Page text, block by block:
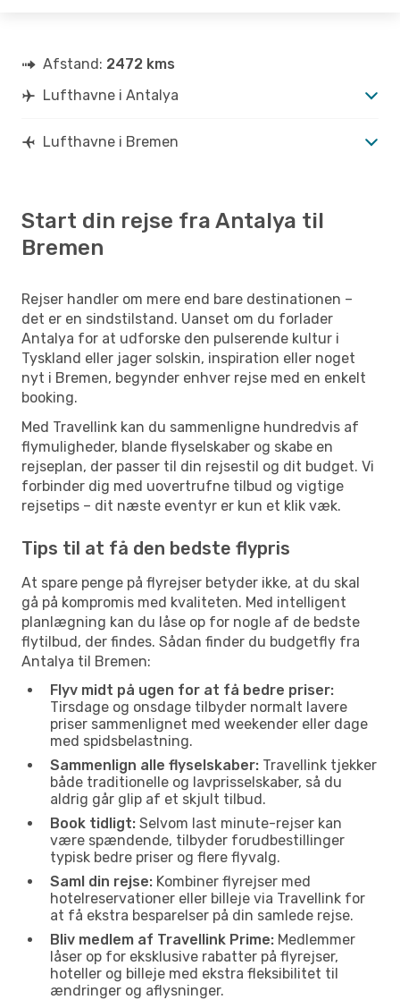
Afstand: 2472 kms
Lufthavne i Antalya
Lufthavne i Bremen
Start din rejse fra Antalya til
Bremen
Rejser handler om mere end bare destinationen –
det er en sindstilstand. Uanset om du forlader
Antalya for at udforske den pulserende kultur i
Tyskland eller jager solskin, inspiration eller noget
nyt i Bremen, begynder enhver rejse med en enkelt
booking.
Med Travellink kan du sammenligne hundredvis af
flymuligheder, blande flyselskaber og skabe en
rejseplan, der passer til din rejsestil og dit budget. Vi
forbinder dig med uovertrufne tilbud og vigtige
rejsetips – dit næste eventyr er kun et klik væk.
Tips til at få den bedste flypris
At spare penge på flyrejser betyder ikke, at du skal
gå på kompromis med kvaliteten. Med intelligent
planlægning kan du låse op for nogle af de bedste
flytilbud, der findes. Sådan finder du budgetfly fra
Antalya til Bremen:
Flyv midt på ugen for at få bedre priser:
Tirsdage og onsdage tilbyder normalt lavere
priser sammenlignet med weekender eller dage
med spidsbelastning.
Sammenlign alle flyselskaber: Travellink tjekker
både traditionelle og lavprisselskaber, så du
aldrig går glip af et skjult tilbud.
Book tidligt: Selvom last minute-rejser kan
være spændende, tilbyder forudbestillinger
typisk bedre priser og flere flyvalg.
Saml din rejse: Kombiner flyrejser med
hotelreservationer eller billeje via Travellink for
at få ekstra besparelser på din samlede rejse.
Bliv medlem af Travellink Prime: Medlemmer
låser op for eksklusive rabatter på flyrejser,
hoteller og billeje med ekstra fleksibilitet til
ændringer og aflysninger.